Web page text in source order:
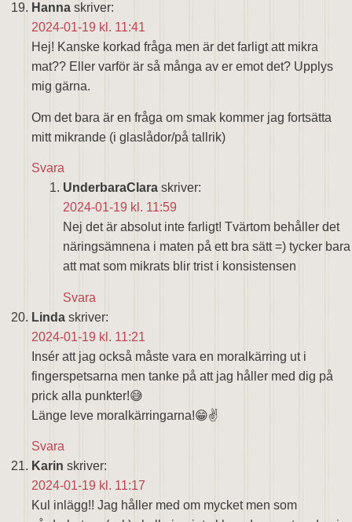
Hanna skriver:
2024-01-19 kl. 11:41
Hej! Kanske korkad fråga men är det farligt att mikra
mat?? Eller varför är så många av er emot det? Upplys
mig gärna.
Om det bara är en fråga om smak kommer jag fortsätta
mitt mikrande (i glaslådor/på tallrik)
Svara
UnderbaraClara skriver:
2024-01-19 kl. 11:59
Nej det är absolut inte farligt! Tvärtom behåller det
näringsämnena i maten på ett bra sätt =) tycker bara
att mat som mikrats blir trist i konsistensen
Svara
Linda skriver:
2024-01-19 kl. 11:21
Insér att jag också måste vara en moralkärring ut i
fingerspetsarna men tanke på att jag håller med dig på
prick alla punkter!😅
Länge leve moralkärringarna!😁✌️
Svara
Karin skriver:
2024-01-19 kl. 11:17
Kul inlägg!! Jag håller med om mycket men som